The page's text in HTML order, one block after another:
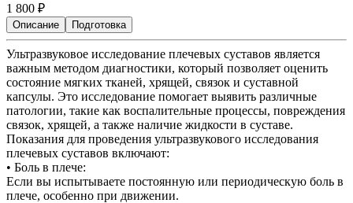
1 800 ₽
Описание Подготовка
Ультразвуковое исследование плечевых суставов является
важным методом диагностики, который позволяет оценить
состояние мягких тканей, хрящей, связок и суставной
капсулы. Это исследование помогает выявить различные
патологии, такие как воспалительные процессы, повреждения
связок, хрящей, а также наличие жидкости в суставе.
Показания для проведения ультразвукового исследования
плечевых суставов включают:
• Боль в плече:
Если вы испытываете постоянную или периодическую боль в
плече, особенно при движении.